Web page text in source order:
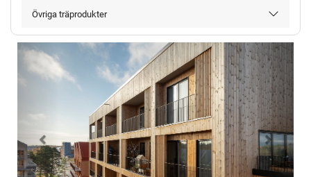
Övriga träprodukter
Föregående Nästa